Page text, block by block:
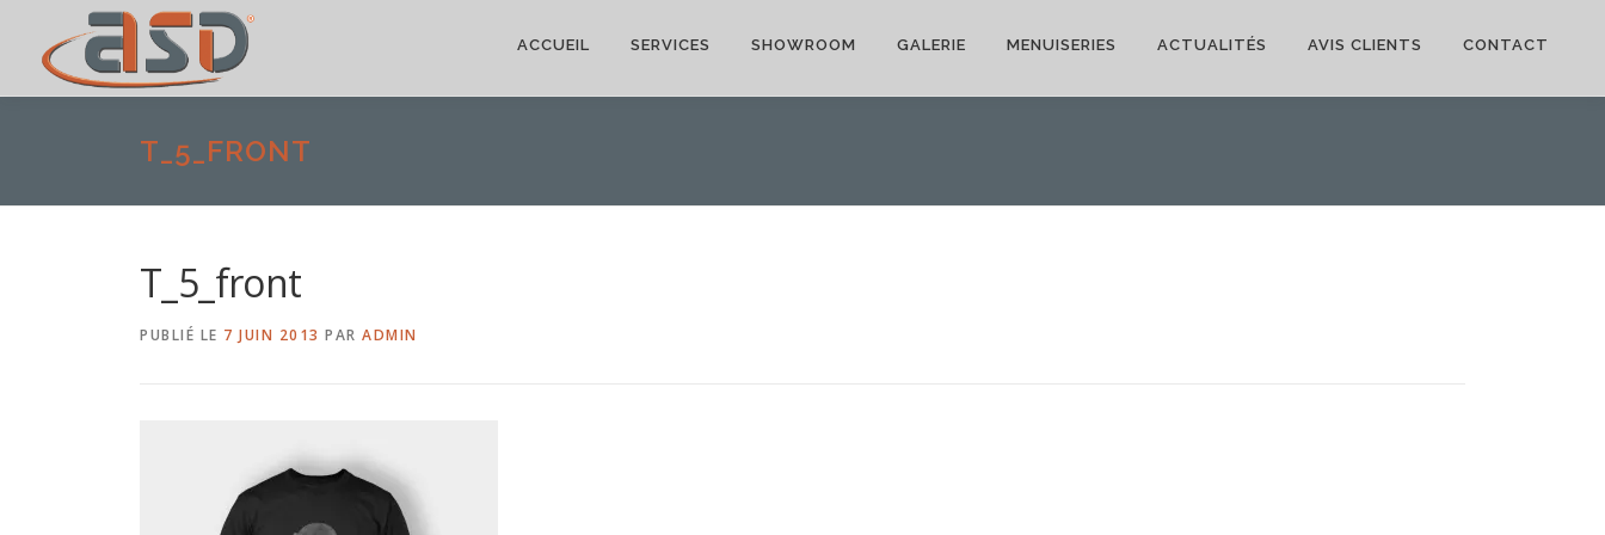
ACCUEIL SERVICES SHOWROOM GALERIE MENUISERIES ACTUALITÉS AVIS CLIENTS CONTACT
T_5_FRONT
T_5_front
PUBLIÉ LE 7 JUIN 2013 PAR ADMIN